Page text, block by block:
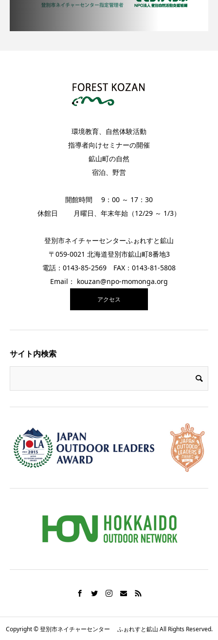
環境教育、自然体験活動
指導者向けセミナーの開催
鉱山町の自然
宿泊、野営
開館時間 9：00 ～ 17：30
休館日 月曜日、年末年始（12/29 ～ 1/3）
登別市ネイチャーセンターふぉれすと鉱山
〒059-0021 北海道登別市鉱山町8番地3
電話：0143-85-2569 FAX：0143-81-5808
Email： kouzan@npo-momonga.org
アクセス
サイト内検索
Copyright © 登別市ネイチャーセンター ふぉれすと鉱山 All Rights Reserved.